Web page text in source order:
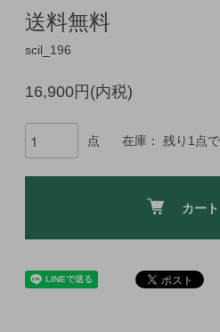
送料無料
scil_196
16,900円(内税)
点 在庫： 残り1点
カー